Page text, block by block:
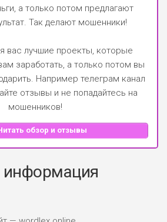
а только потом предлагают
Так делают мошенники!
вас лучшие проекты, которые
заработать, а только потом вы
Например телеграм канал
отзывы и не попадайтесь на
мошенников!
обзор и отзывы
информация